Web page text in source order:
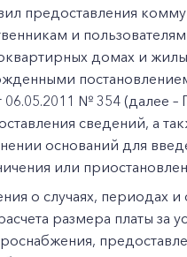
предоставления
и
домах и
№ 354 (далее –
сведений, а
оснований для
или
о случаях, периодах и
размера платы за